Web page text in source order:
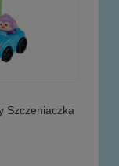
Szczeniaczka